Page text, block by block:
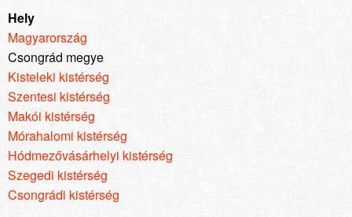
Hely
Magyarország
Csongrád megye
Kisteleki kistérség
Szentesi kistérség
Makói kistérség
Mórahalomi kistérség
Hódmezővásárhelyi kistérség
Szegedi kistérség
Csongrádi kistérség